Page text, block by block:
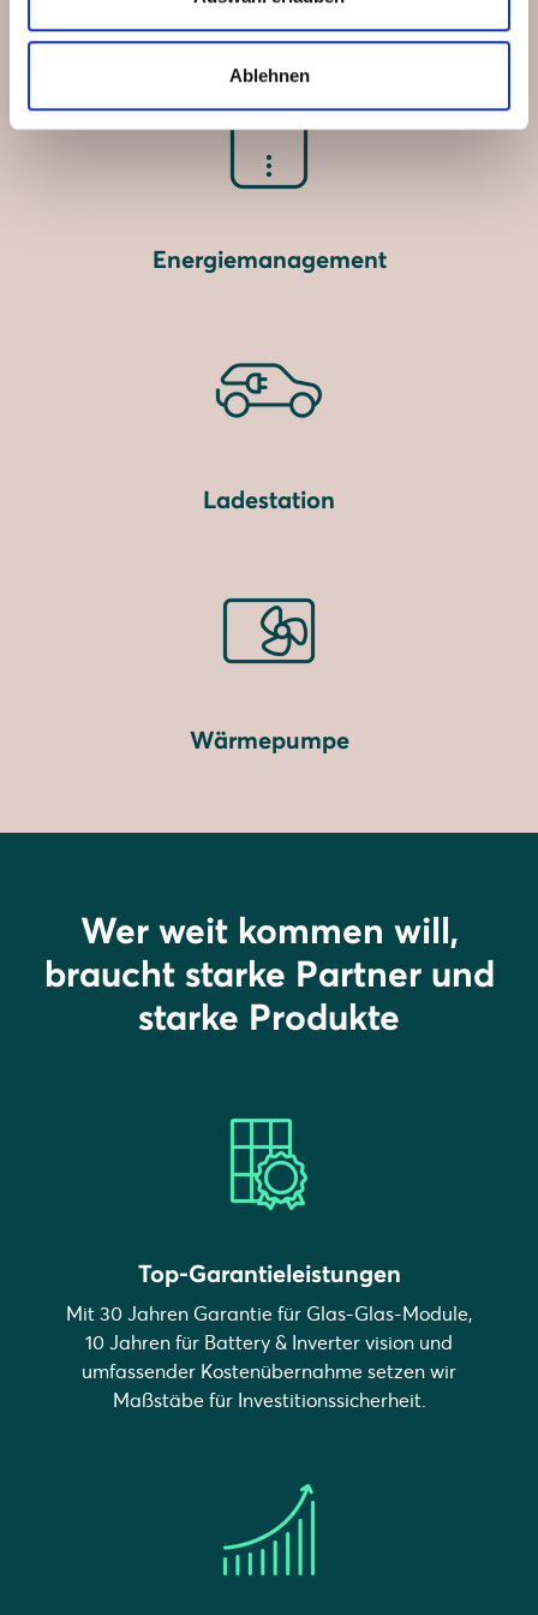
Ablehnen
Energiemanagement
Ladestation
Wärmepumpe
Wer weit kommen will,
braucht starke Partner und
starke Produkte
Top-Garantieleistungen
Mit 30 Jahren Garantie für Glas-Glas-Module,
10 Jahren für Battery & Inverter vision und
umfassender Kostenübernahme setzen wir
Maßstäbe für Investitionssicherheit.